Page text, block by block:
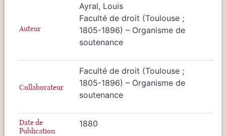
Auteur
Ayral, Louis
Faculté de droit (Toulouse ;
1805-1896) – Organisme de
soutenance
Collaborateur
Faculté de droit (Toulouse ;
1805-1896) – Organisme de
soutenance
Date de
Publication
1880